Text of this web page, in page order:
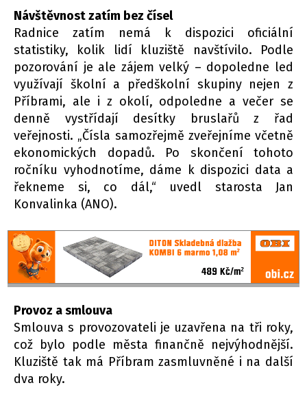
Návštěvnost zatím bez čísel
Radnice zatím nemá k dispozici oficiální
statistiky, kolik lidí kluziště navštívilo. Podle
pozorování je ale zájem velký – dopoledne led
využívají školní a předškolní skupiny nejen z
Příbrami, ale i z okolí, odpoledne a večer se
denně vystřídají desítky bruslařů z řad
veřejnosti. „Čísla samozřejmě zveřejníme včetně
ekonomických dopadů. Po skončení tohoto
ročníku vyhodnotíme, dáme k dispozici data a
řekneme si, co dál,“ uvedl starosta Jan
Konvalinka (ANO).
Provoz a smlouva
Smlouva s provozovateli je uzavřena na tři roky,
což bylo podle města finančně nejvýhodnější.
Kluziště tak má Příbram zasmluvněné i na další
dva roky.